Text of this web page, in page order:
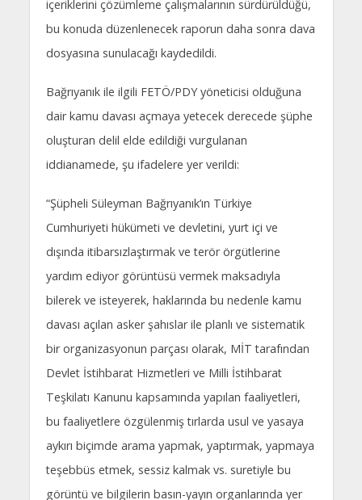
içeriklerini çözümleme çalışmalarının sürdürüldüğü,
bu konuda düzenlenecek raporun daha sonra dava
dosyasına sunulacağı kaydedildi.
Bağrıyanık ile ilgili FETÖ/PDY yöneticisi olduğuna
dair kamu davası açmaya yetecek derecede şüphe
oluşturan delil elde edildiği vurgulanan
iddianamede, şu ifadelere yer verildi:
“Şüpheli Süleyman Bağrıyanık’ın Türkiye
Cumhuriyeti hükümeti ve devletini, yurt içi ve
dışında itibarsızlaştırmak ve terör örgütlerine
yardım ediyor görüntüsü vermek maksadıyla
bilerek ve isteyerek, haklarında bu nedenle kamu
davası açılan asker şahıslar ile planlı ve sistematik
bir organizasyonun parçası olarak, MİT tarafından
Devlet İstihbarat Hizmetleri ve Milli İstihbarat
Teşkilatı Kanunu kapsamında yapılan faaliyetleri,
bu faaliyetlere özgülenmiş tırlarda usul ve yasaya
aykırı biçimde arama yapmak, yaptırmak, yapmaya
teşebbüs etmek, sessiz kalmak vs. suretiyle bu
görüntü ve bilgilerin basın-yayın organlarında yer